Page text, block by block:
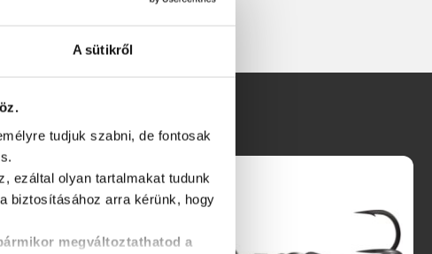
A sütikről
tudjuk szabni, de fontosak
ezáltal olyan tartalmakat tudunk
biztosításához arra kérünk, hogy
megváltoztathatod a